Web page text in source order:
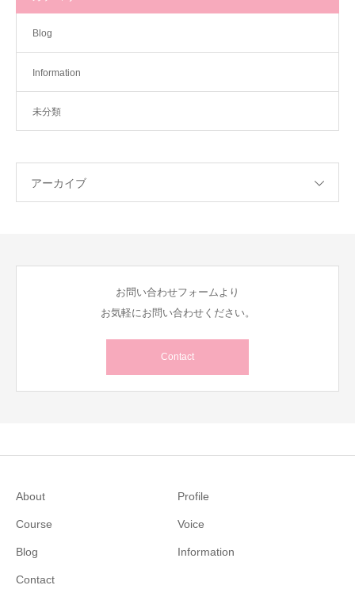
Blog
Information
未分類
アーカイブ
お問い合わせフォームより
お気軽にお問い合わせください。
Contact
About Profile
Course Voice
Blog Information
Contact